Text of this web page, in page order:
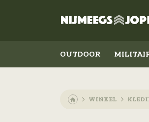
OUTDOOR
OutdoorWINKEL